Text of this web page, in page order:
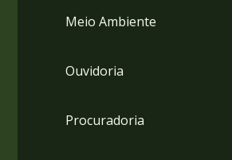
Meio Ambiente
Ouvidoria
Procuradoria